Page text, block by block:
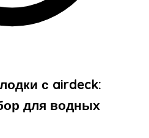
с airdeck:
для водных